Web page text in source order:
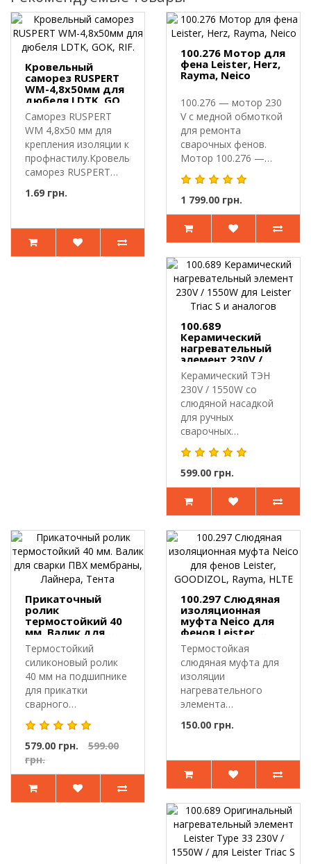
Кровельный
саморез RUSPERT
WM-4,8х50мм для
дюбеля LDTK, GOK,
RIF.
Саморез RUSPERT
WM 4,8х50 мм для
крепления изоляции к
профнастилу.Кровельный
саморез RUSPERT
1.69 грн.
100.276 Мотор для
фена Leister, Herz,
Rayma, Neico
100.276 — мотор 230
V с медной обмоткой
для ремонта
сварочных фенов.
Мотор 100.276 —
электродвигате..
1 799.00 грн.
100.689
Керамический
нагревательный
элемент 230V /
1550W для Leister
Triac S и аналогов
Керамический ТЭН
230V / 1550W со
слюдяной насадкой
для ручных
сварочных
феновКерамический
нагревател..
599.00 грн.
Прикаточный
ролик
термостойкий 40
мм. Валик для
сварки ПВХ
мембраны,
Лайнера, Тента
Термостойкий
силиконовый ролик
40 мм на подшипнике
для прикатки
сварного
шва.Прикаточный
ролик предн..
579.00 грн.
599.00
грн.
100.297 Слюдяная
изоляционная
муфта Neico для
фенов Leister,
GOODIZOL, Rayma,
HLTE
Термостойкая
слюдяная муфта для
изоляции
нагревательного
элемента
слюдяная
150.00 грн.